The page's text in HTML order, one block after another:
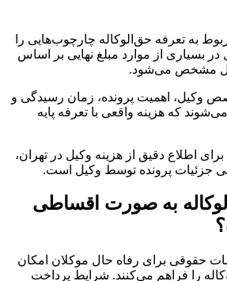
به تعرفه حق‌الوکاله چارچوب‌هایی را
در بسیاری از موارد مبلغ نهایی بر اساس
مشخص می‌شود.
وکیل، اهمیت پرونده، زمان رسیدگی و
که هزینه واقعی با تعرفه پایه
اطلاع دقیق از هزینه وکیل در تهران،
جزئیات پرونده توسط وکیل است.
به صورت اقساطی
حقوقی برای رفاه حال موکلان امکان
را فراهم می‌کنند. شرایط پرداخت